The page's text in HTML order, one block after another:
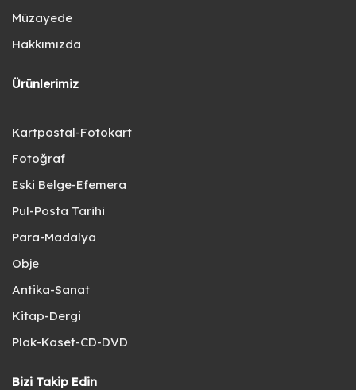
Müzayede
Hakkımızda
Ürünlerimiz
Kartpostal-Fotokart
Fotoğraf
Eski Belge-Efemera
Pul-Posta Tarihi
Para-Madalya
Obje
Antika-Sanat
Kitap-Dergi
Plak-Kaset-CD-DVD
Bizi Takip Edin